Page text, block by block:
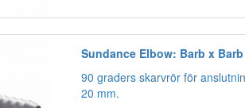
Sundance Elbow: Barb x
90 graders skarvrör för
20 mm.